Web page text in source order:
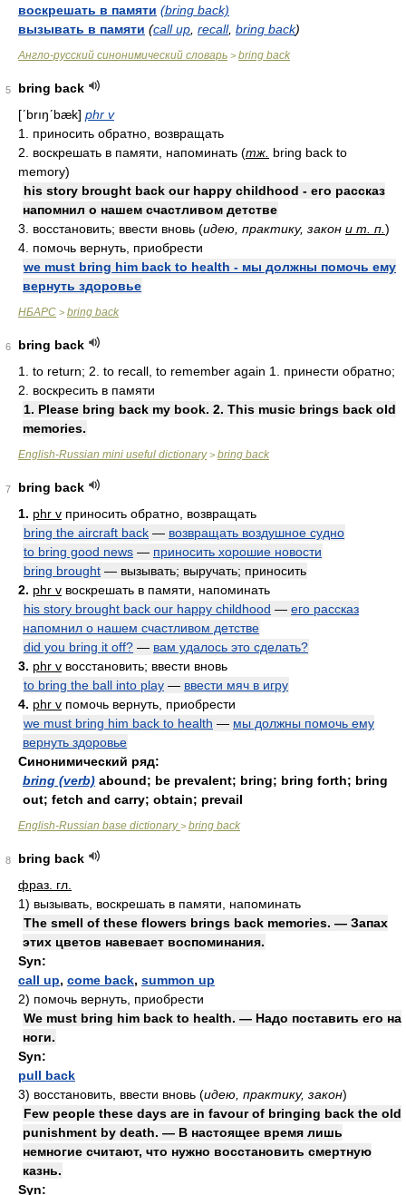
воскрешать в памяти (bring back)
вызывать в памяти (call up recall, bring back)
Англо-русский синонимический словарь > bring back
5
bring back
[ʹbrıŋʹbæk] phr v
1. приносить обратно, возвращать
2. воскрешать в памяти, напоминать (тж. bring back to
memory)
his story brought back our happy childhood - его рассказ
напомнил о нашем счастливом детстве
3. восстановить; ввести вновь (идею, практику, закон и т. п. )
4. помочь вернуть, приобрести
we must bring him back to health - мы должны помочь ему
вернуть здоровье
НБАРС > bring back
6
bring back
1. to return; 2. to recall, to remember again 1. принести обратно;
2. воскресить в памяти
1. Please bring back my book. 2. This music brings back old
memories.
English-Russian mini useful dictionary> bring back
7
bring back
1. phr v приносить обратно, возвращать
bring the aircraft back — возвращать воздушное судно
to bring good news — приносить хорошие новости
bring brought — вызывать; выручать; приносить
2. phr v воскрешать в памяти, напоминать
his story brought back our happy childhood — его рассказ
напомнил о нашем счастливом детстве
did you bring it off? — вам удалось это сделать?
3. phr v восстановить; ввести вновь
to bring the ball into play — ввести мяч в игру
4. phr v помочь вернуть, приобрести
we must bring him back to health — мы должны помочь ему
вернуть здоровье
Синонимический ряд:
bring (verb) abound; be prevalent; bring; bring forth; bring
out; fetch and carry; obtain; prevail
English-Russian base dictionary> bring back
8
bring back
фраз. гл.
1) вызывать, воскрешать в памяти, напоминать
The smell of these flowers brings back memories. — Запах
этих цветов навевает воспоминания.
Syn:
call up, come back, summon up
2) помочь вернуть, приобрести
We must bring him back to health. — Надо поставить его на
ноги.
Syn:
pull back
3) восстановить, ввести вновь (идею, практику, закон)
Few people these days are in favour of bringing back the old
punishment by death. — В настоящее время лишь
немногие считают, что нужно восстановить смертную
казнь.
Syn: